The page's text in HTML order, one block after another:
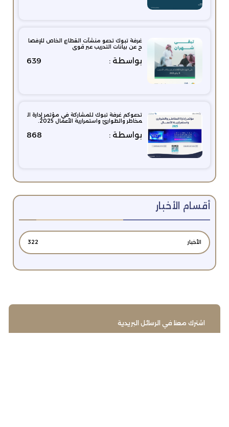
غرفة تبوك تدعو منشآت القطاع الخاص للإفصا
ح عن بيانات التدريب عبر قوى
بواسطة : 639
تدعوكم غرفة تبوك للمشاركة في مؤتمر إدارة ال
مخاطر والطوارئ واستمرارية الأعمال 2025.
بواسطة : 868
أقسام الأخبار
الأخبار 322
اشترك معنا في الرسائل البريدية